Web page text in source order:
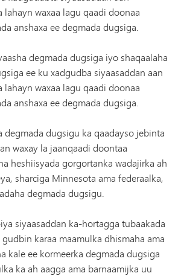
lahayn waxaa lagu qaadi doonaa
anshaxa ee degmada dugsiga.
degmada dugsiga iyo shaqaalaha
ee ku xadgudba siyaasaddan aan
lahayn waxaa lagu qaadi doonaa
anshaxa ee degmada dugsiga.
degmada dugsigu ka qaadayso jebinta
waxay la jaanqaadi doontaa
heshiisyada gorgortanka wadajirka ah
sharciga Minnesota ama federaalka,
degmada dugsigu.
siyaasaddan ka-hortagga tubaakada
karaa maamulka dhismaha ama
kale ee kormeerka degmada dugsiga
ka ah aagga ama barnaamijka uu